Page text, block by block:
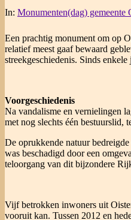
In: Monumenten(dag) gemeente
Een prachtig monument om op
relatief meest gaaf bewaard
streekgeschiedenis. Sinds
Voorgeschiedenis
Na vandalisme en vernielingen
met nog slechts één bestuurslid,
De oprukkende natuur
was beschadigd door een
teloorgang van dit bijzondere
Vijf betrokken inwoners uit
vooruit kan. Tussen 2012 en